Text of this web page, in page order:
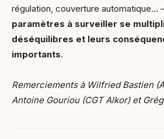
régulation, couverture automatique…
paramètres à surveiller se
déséquilibres et leurs
importants.
Remerciements à Wilfried Bastien
Antoine Gouriou (CGT Alkor) et